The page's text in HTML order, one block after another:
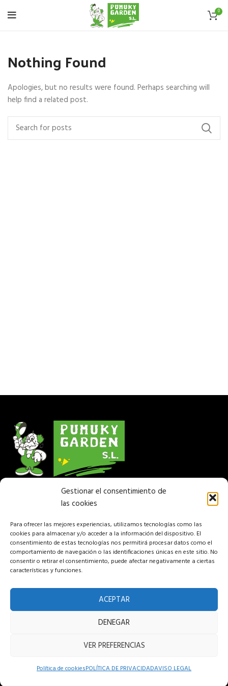
Gestionar el consentimiento de
las cookies
Para ofrecer las mejores experiencias, utilizamos tecnologías como las
cookies para almacenar y/o acceder a la información del dispositivo. El
consentimiento de estas tecnologías nos permitirá procesar datos como el
comportamiento de navegación o las identificaciones únicas en este sitio. No
consentir o retirar el consentimiento, puede afectar negativamente a ciertas
características y funciones.
ACEPTAR
DENEGAR
VER PREFERENCIAS
Política de cookiesPOLÍTICA DE PRIVACIDADAVISO LEGAL
0
Nothing Found
Apologies, but no results were found. Perhaps searching will
help find a related post.
Empresa de venta y reparación de máquina forestal
y jardinería. Disponemos de una amplia gama de
maquinaria para profesional, particular, jardines y
agricultura.
Más Información
PARQUE EMPRESARIAL CAMPOLLANO C/ F Nº 15
Albacete 02007 España
Teléfono: (+34) 967 24 68 72
Política de privacidad